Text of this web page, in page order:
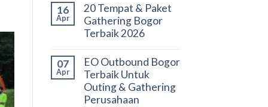
16
Apr
20 Tempat & Paket
Gathering Bogor
Terbaik 2026
07
Apr
EO Outbound Bogor
Terbaik Untuk
Outing & Gathering
Perusahaan